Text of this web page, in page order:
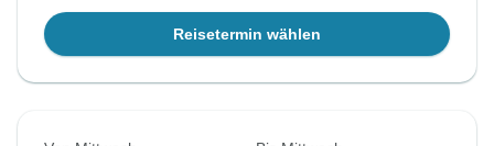
Reisetermin wählen